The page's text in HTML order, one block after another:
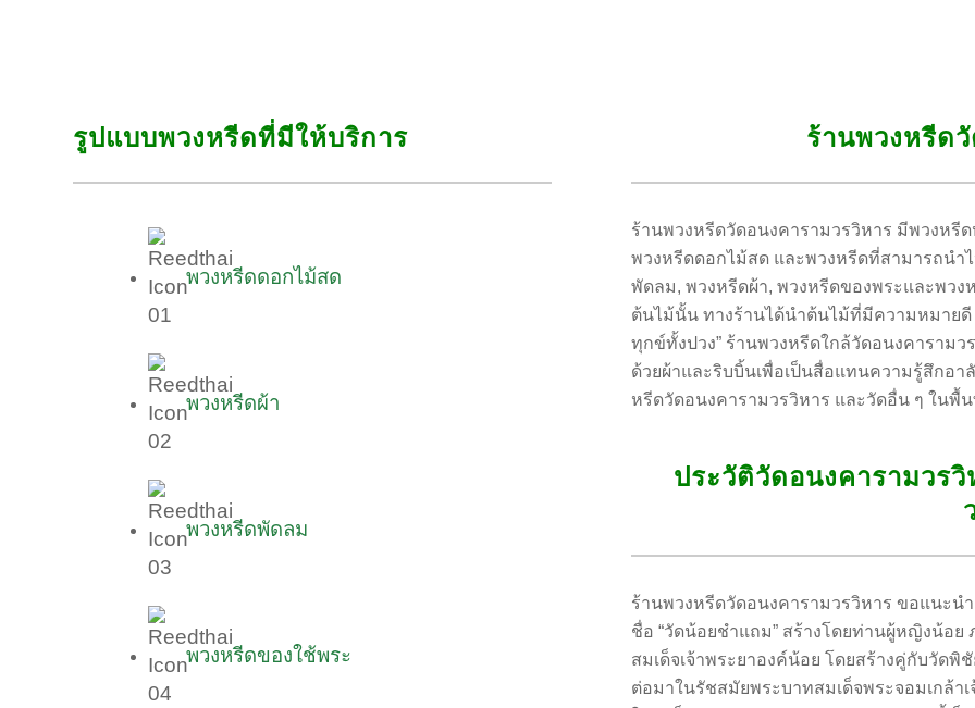
รูปแบบพวงหรีดที่มีให้บริการ
พวงหรีดดอกไม้สด
พวงหรีดผ้า
พวงหรีดพัดลม
พวงหรีดของใช้พระ
ร้านพวงหรีด
ร้านพวงหรีดวัดอนงคารามวรวิหาร มีพวงหรี
พวงหรีดดอกไม้สด และพวงหรีดที่สามารถนำ
พัดลม, พวงหรีดผ้า, พวงหรีดของพระและพว
ต้นไม้นั้น ทางร้านได้นำต้นไม้ที่มีความหมายดี
ทุกข์ทั้งปวง” ร้านพวงหรีดใกล้วัดอนงคาราม
ด้วยผ้าและริบบิ้นเพื่อเป็นสื่อแทนความรู้สึกอา
หรีดวัดอนงคารามวรวิหาร และวัดอื่น ๆ ในพื้
ประวัติวัดอนงคารามวร
ร้านพวงหรีดวัดอนงคารามวรวิหาร ขอแนะน
ชื่อ “วัดน้อยชำแถม” สร้างโดยท่านผู้หญิงน้อ
สมเด็จเจ้าพระยาองค์น้อย โดยสร้างคู่กับวัด
ต่อมาในรัชสมัยพระบาทสมเด็จพระจอมเกล้า